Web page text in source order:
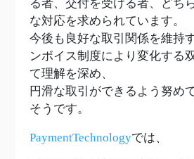
る者、交付を受ける者、どち
な対応を求められています。
今後も良好な取引関係を維持
ンボイス制度により変化する
て理解を深め、
円滑な取引ができるよう努め
そうです。
PaymentTechnologyでは、